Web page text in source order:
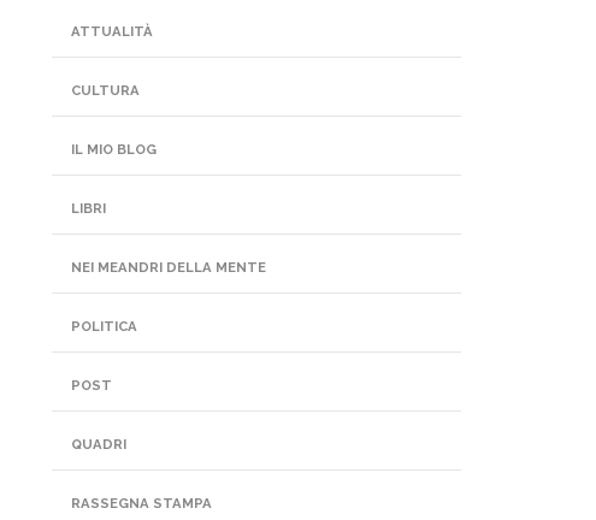
ATTUALITÀ
CULTURA
IL MIO BLOG
LIBRI
NEI MEANDRI DELLA MENTE
POLITICA
POST
QUADRI
RASSEGNA STAMPA